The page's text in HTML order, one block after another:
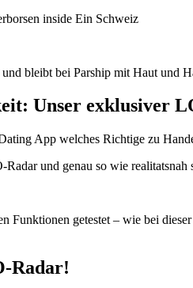
inside Ein Schweiz
bleibt bei Parship mit Haut und
Unser exklusiver
App welches Richtige zu
und genau so wie
Funktionen getestet – wie bei
Radar!